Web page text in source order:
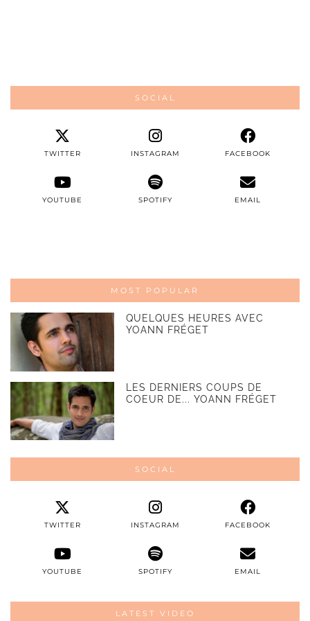
SOCIAL
TWITTER INSTAGRAM FACEBOOK
YOUTUBE SPOTIFY EMAIL
MOST POPULAR
QUELQUES HEURES AVEC
YOANN FRÉGET
LES DERNIERS COUPS DE
COEUR DE... YOANN FRÉGET
SOCIAL
TWITTER INSTAGRAM FACEBOOK
YOUTUBE SPOTIFY EMAIL
LATEST VIDEO